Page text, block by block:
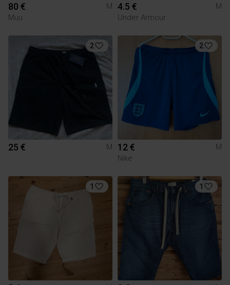
80 €
M
Muu
4.5 €
M
Under Armour
2
25 € M
2
12 €
M
Nike
1 1